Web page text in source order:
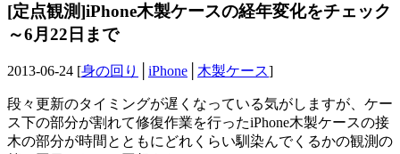
[定点観測]iPhone木製ケースの経年変化をチェック
～6月22日まで
2013-06-24 [身の回り iPhone 木製ケース]
段々更新のタイミングが遅くなっている気がしますが、ケー
ス下の部分が割れて修復作業を行ったiPhone木製ケースの接
木の部分が時間とともにどれくらい馴染んでくるかの観測の